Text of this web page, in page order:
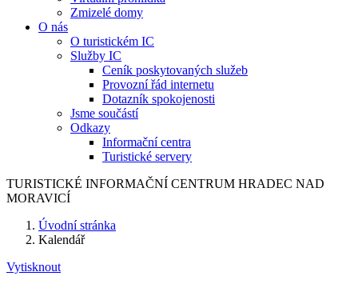
Zmizelé domy
O nás
O turistickém IC
Služby IC
Ceník poskytovaných služeb
Provozní řád internetu
Dotazník spokojenosti
Jsme součástí
Odkazy
Informační centra
Turistické servery
TURISTICKÉ INFORMAČNÍ CENTRUM HRADEC NAD
MORAVICÍ
Úvodní stránka
Kalendář
Vytisknout